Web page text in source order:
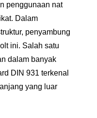
penggunaan nat
Dalam
penyambung
ini. Salah satu
dalam banyak
DIN 931 terkenal
yang luar